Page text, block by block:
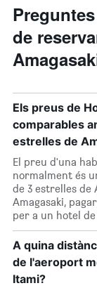
de
Els preus de
comparables
estrelles de
El preu d'una
normalment és
de 3 estrelles de
Amagasaki,
per a un hotel
A quina
de l'aeroport
Itami?